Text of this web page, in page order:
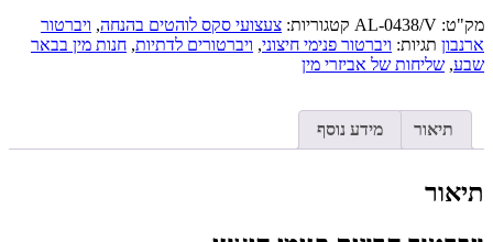
מק"ט: AL-0438/V קטגוריות: צעצועי סקס לוהטים בהנחה, ויברטור
ארנבון תגיות: ויברטור פנימי חיצוני, ויברטורים לדתיות, חנות מין בבאר
שבע, שליחות של אביזרי מין
תיאור מידע נוסף
תיאור